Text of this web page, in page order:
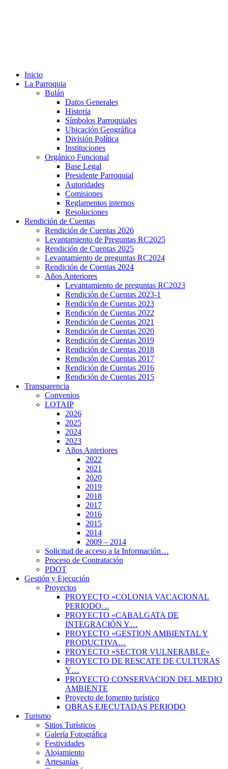
Inicio
La Parroquia
Bulán
Datos Generales
Historia
Símbolos Parroquiales
Ubicación Geográfica
División Política
Instituciones
Orgánico Funcional
Base Legal
Presidente Parroquial
Autoridades
Comisiones
Reglamentos internos
Resoluciones
Rendición de Cuentas
Rendición de Cuentas 2026
Levantamiento de Preguntas RC2025
Rendición de Cuentas 2025
Levantamiento de preguntas RC2024
Rendición de Cuentas 2024
Años Anteriores
Levantamiento de preguntas RC2023
Rendición de Cuentas 2023-1
Rendición de Cuentas 2023
Rendición de Cuentas 2022
Rendición de Cuentas 2021
Rendición de Cuentas 2020
Rendición de Cuentas 2019
Rendición de Cuentas 2018
Rendición de Cuentas 2017
Rendición de Cuentas 2016
Rendición de Cuentas 2015
Transparencia
Convenios
LOTAIP
2026
2025
2024
2023
Años Anteriores
2022
2021
2020
2019
2018
2017
2016
2015
2014
2009 – 2014
Solicitud de acceso a la Información…
Proceso de Contratación
PDOT
Gestión y Ejecución
Proyectos
PROYECTO «COLONIA VACACIONAL
PERIODO…
PROYECTO «CABALGATA DE
INTEGRACIÓN Y…
PROYECTO «GESTION AMBIENTAL Y
PRODUCTIVA…
PROYECTO «SECTOR VULNERABLE»
PROYECTO DE RESCATE DE CULTURAS
Y…
PROYECTO CONSERVACION DEL MEDIO
AMBIENTE
Proyecto de fomento turístico
OBRAS EJECUTADAS PERIODO
Turismo
Sitios Turísticos
Galería Fotográfica
Festividades
Alojamiento
Artesanías